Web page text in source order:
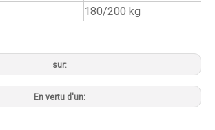
180/200 kg
sur:
En vertu d'un: